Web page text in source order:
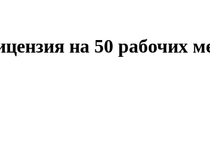
на 50 рабочих